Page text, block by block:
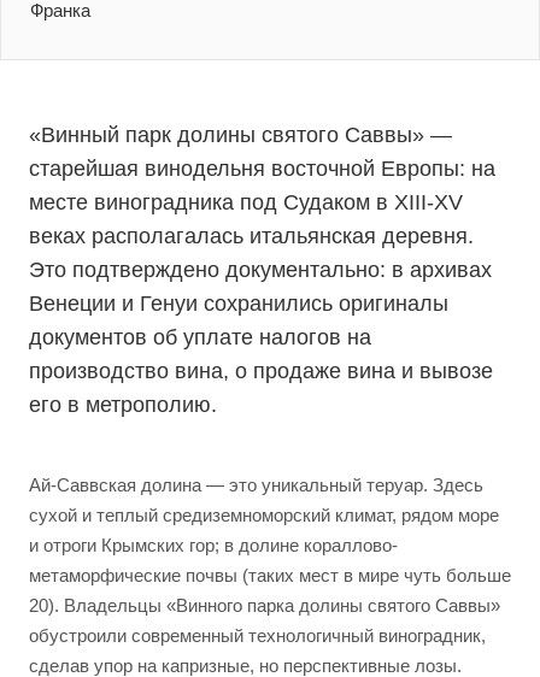
Франка
«Винный парк долины святого Саввы» —
старейшая винодельня восточной Европы: на
месте виноградника под Судаком в XIII-XV
веках располагалась итальянская деревня.
Это подтверждено документально: в архивах
Венеции и Генуи сохранились оригиналы
документов об уплате налогов на
производство вина, о продаже вина и вывозе
его в метрополию.
Ай-Саввская долина — это уникальный теруар. Здесь
сухой и теплый средиземноморский климат, рядом море
и отроги Крымских гор; в долине кораллово-
метаморфические почвы (таких мест в мире чуть больше
20). Владельцы «Винного парка долины святого Саввы»
обустроили современный технологичный виноградник,
сделав упор на капризные, но перспективные лозы.